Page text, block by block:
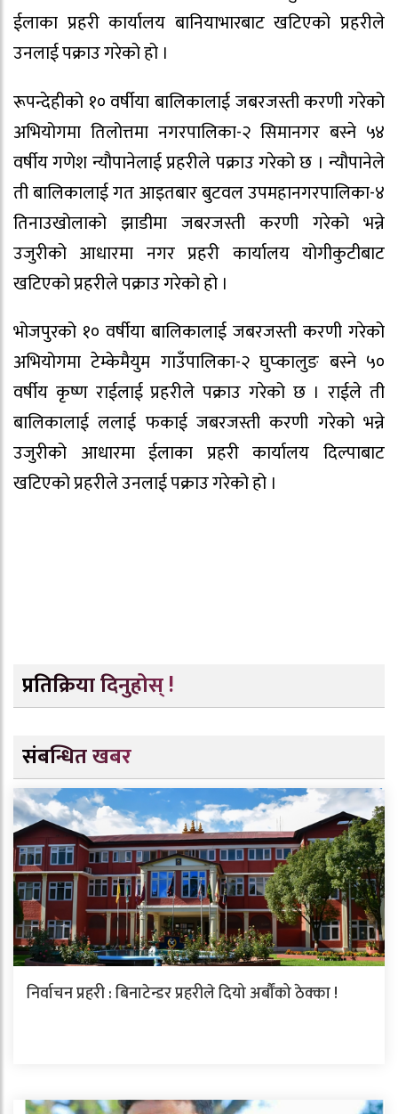
ईलाका प्रहरी कार्यालय बानियाभारबाट खटिएको प्रहरीले
उनलाई पक्राउ गरेको हो ।
रूपन्देहीको १० वर्षीया बालिकालाई जबरजस्ती करणी गरेको
अभियोगमा तिलोत्तमा नगरपालिका-२ सिमानगर बस्ने ५४
वर्षीय गणेश न्यौपानेलाई प्रहरीले पक्राउ गरेको छ । न्यौपानेले
ती बालिकालाई गत आइतबार बुटवल उपमहानगरपालिका-४
तिनाउखोलाको झाडीमा जबरजस्ती करणी गरेको भन्ने
उजुरीको आधारमा नगर प्रहरी कार्यालय योगीकुटीबाट
खटिएको प्रहरीले पक्राउ गरेको हो ।
भोजपुरको १० वर्षीया बालिकालाई जबरजस्ती करणी गरेको
अभियोगमा टेम्केमैयुम गाउँपालिका-२ घुप्कालुङ बस्ने ५०
वर्षीय कृष्ण राईलाई प्रहरीले पक्राउ गरेको छ । राईले ती
बालिकालाई ललाई फकाई जबरजस्ती करणी गरेको भन्ने
उजुरीको आधारमा ईलाका प्रहरी कार्यालय दिल्पाबाट
खटिएको प्रहरीले उनलाई पक्राउ गरेको हो ।
प्रतिक्रिया दिनुहोस् !
संबन्धित खबर
निर्वाचन प्रहरी : बिनाटेन्डर प्रहरीले दियो अर्बौंको ठेक्का !